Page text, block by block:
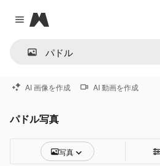
Close menu
Magnific
AI 画像を作成 AI 動画を作成
パドル写真
写真